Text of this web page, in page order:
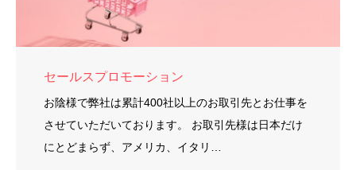
セールスプロモーション
お陰様で弊社は累計400社以上のお取引先とお仕事を
させていただいております。 お取引先様は日本だけ
にとどまらず、アメリカ、イタリ…